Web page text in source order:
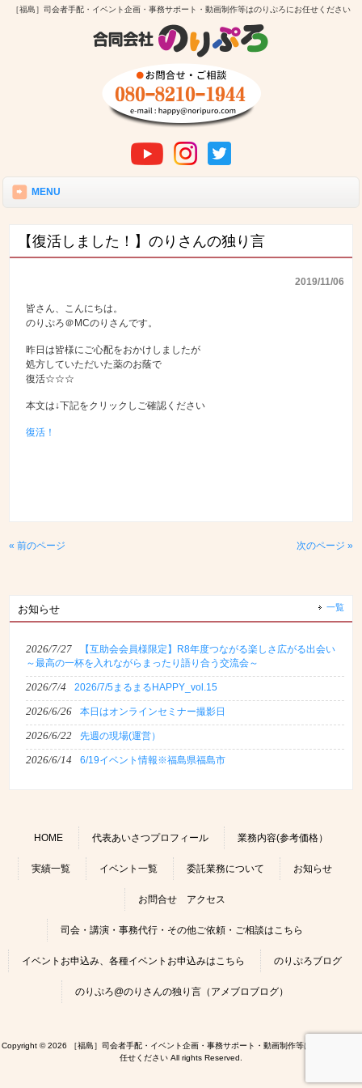
［福島］司会者手配・イベント企画・事務サポート・動画制作等はのりぷろにお任せください
MENU
【復活しました！】のりさんの独り言
2019/11/06
皆さん、こんにちは。
のりぷろ＠MCのりさんです。
昨日は皆様にご心配をおかけしましたが
処方していただいた薬のお蔭で
復活☆☆☆
本文は↓下記をクリックしご確認ください
復活！
« 前のページ 次のページ »
お知らせ 一覧
2026/7/27
【互助会会員様限定】R8年度つながる楽しさ広がる出会い
～最高の一杯を入れながらまったり語り合う交流会～
2026/7/4 2026/7/5まるまるHAPPY_vol.15
2026/6/26 本日はオンラインセミナー撮影日
2026/6/22 先週の現場(運営）
2026/6/14 6/19イベント情報※福島県福島市
HOME 代表あいさつプロフィール 業務内容(参考価格）
実績一覧 イベント一覧 委託業務について お知らせ
お問合せ アクセス
司会・講演・事務代行・その他ご依頼・ご相談はこちら
イベントお申込み、各種イベントお申込みはこちら のりぷろブログ
のりぷろ@のりさんの独り言（アメブロブログ）
Copyright © 2026 ［福島］司会者手配・イベント企画・事務サポート・動画制作等はのりぷろにお
任せください All rights Reserved.